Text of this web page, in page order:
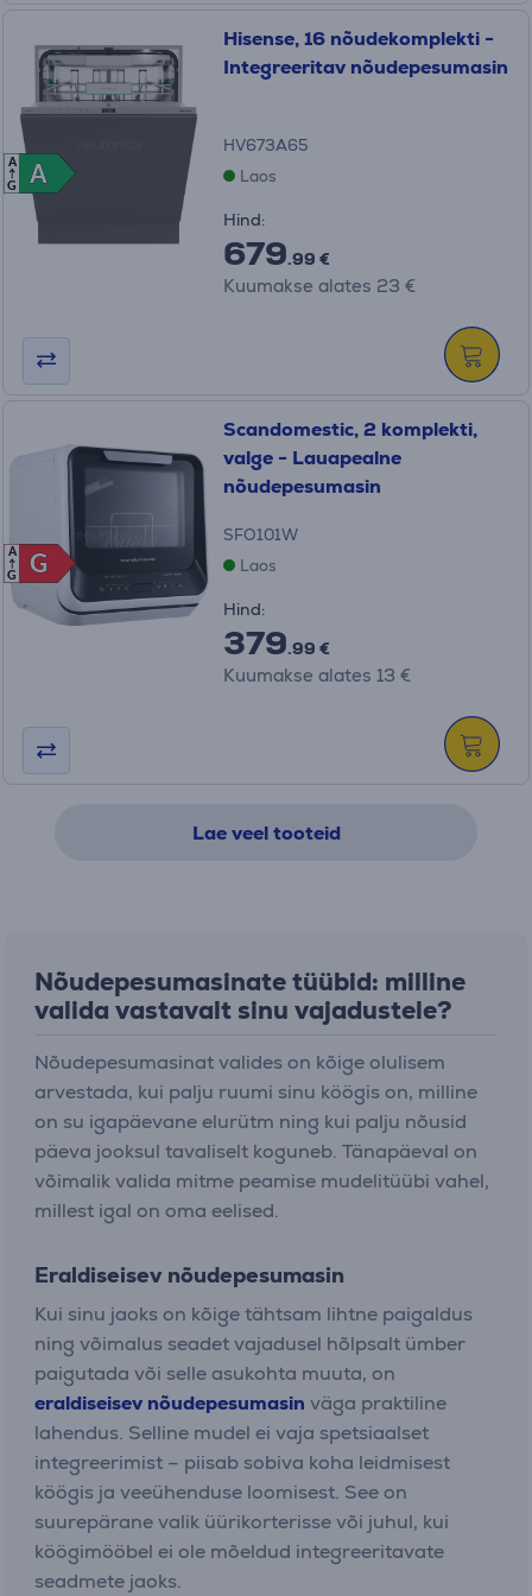
A
A
A
G
Hisense, 16 nõudekomplekti -
Integreeritav nõudepesumasin
HV673A65
Laos
Hind:
679.99 €
Kuumakse alates 23 €
G
G
A
G
Scandomestic, 2 komplekti,
valge - Lauapealne
nõudepesumasin
SFO101W
Laos
Hind:
379.99 €
Kuumakse alates 13 €
Lae veel tooteid
Nõudepesumasinate tüübid: milline
valida vastavalt sinu vajadustele?
Nõudepesumasinat valides on kõige olulisem
arvestada, kui palju ruumi sinu köögis on, milline
on su igapäevane elurütm ning kui palju nõusid
päeva jooksul tavaliselt koguneb. Tänapäeval on
võimalik valida mitme peamise mudelitüübi vahel,
millest igal on oma eelised.
Eraldiseisev nõudepesumasin
Kui sinu jaoks on kõige tähtsam lihtne paigaldus
ning võimalus seadet vajadusel hõlpsalt ümber
paigutada või selle asukohta muuta, on
eraldiseisev nõudepesumasin väga praktiline
lahendus. Selline mudel ei vaja spetsiaalset
integreerimist – piisab sobiva koha leidmisest
köögis ja veeühenduse loomisest. See on
suurepärane valik üürikorterisse või juhul, kui
köögimööbel ei ole mõeldud integreeritavate
seadmete jaoks.